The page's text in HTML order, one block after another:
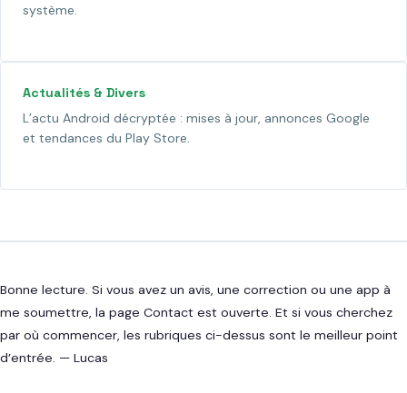
système.
Actualités & Divers
L’actu Android décryptée : mises à jour, annonces Google
et tendances du Play Store.
Bonne lecture. Si vous avez un avis, une correction ou une app à
me soumettre, la page Contact est ouverte. Et si vous cherchez
par où commencer, les rubriques ci-dessus sont le meilleur point
d’entrée. — Lucas